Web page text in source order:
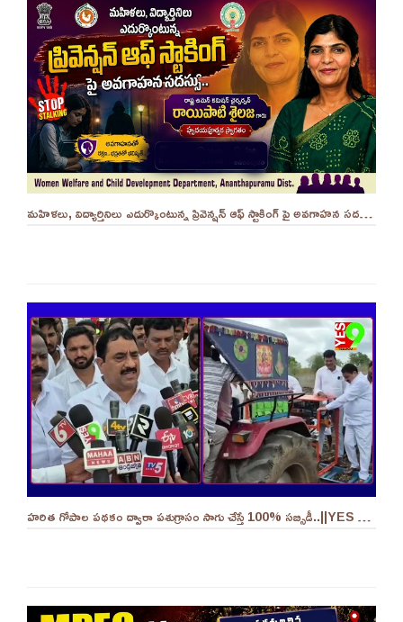
మహిళలు, విద్యార్తినిలు ఎదుర్కొంటున్న ప్రివెన్షన్ ఆఫ్ స్టాకింగ్ పై అవగాహన సదస్సు.. - ||YES 9TV
హరిత గోపాల పథకం ద్వారా పశుగ్రాసం సాగు చేస్తే 100% సబ్సిడీ..||YES 9TV